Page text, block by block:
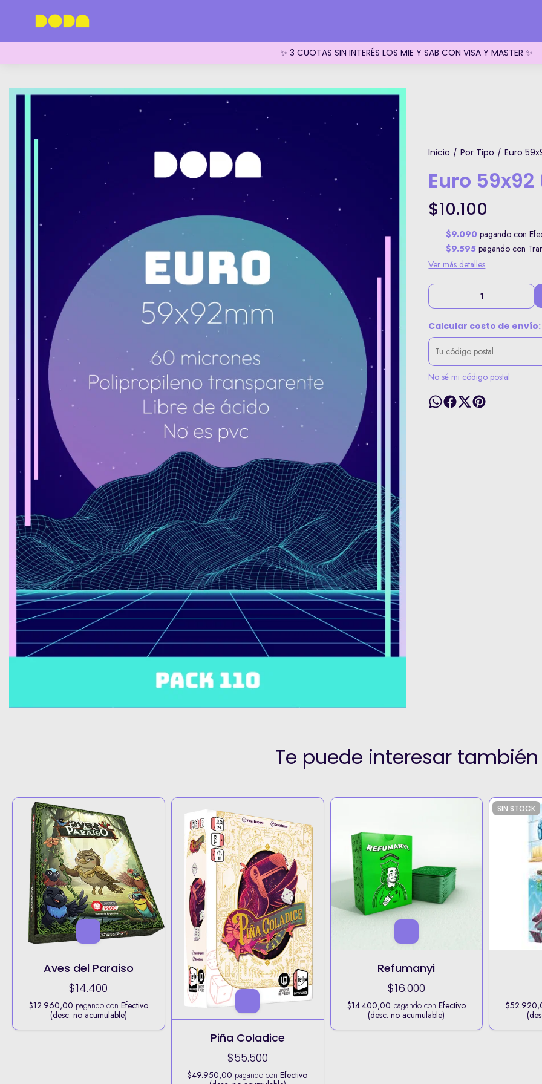
✨ 3 CUOTAS SIN INTERÉS LOS MIE Y SAB CON VISA Y MASTER ✨
Inicio / Por Tipo / Euro
Euro 59x92
$10.100
$9.090 pagando con
$9.595 pagando con
Ver más detalles
Calcular costo de envío:
No sé mi código postal
Te puede interesar también
Aves del Paraiso
$14.400
$12.960,00 pagando con Efectivo
(desc. no acumulable)
Piña Coladice
$55.500
$49.950,00 pagando conEfectivo
Refumanyi
$16.000
$14.400,00 pagando con Efectivo
(desc. no acumulable)
SIN STOCK